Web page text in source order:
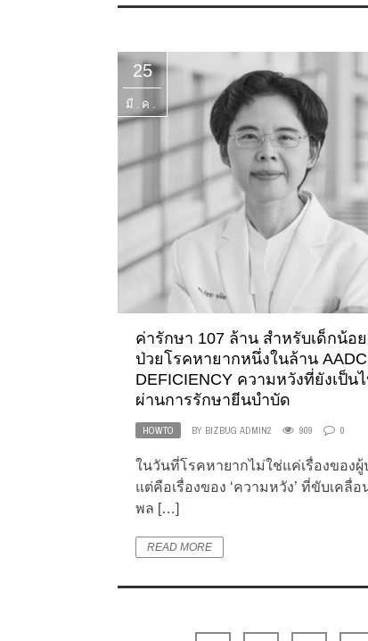
25
มี.ค.
ค่ารักษา 107 ล้าน สำหรับเด็กน้อ
ป่วยโรคหายากหนึ่งในล้าน AADC
DEFICIENCY ความหวังที่ยังเป็น
ผ่านการรักษายีนบำบัด
HOWTO BY BIZBUG ADMIN2 909 0
ในวันที่โรคหายากไม่ใช่แค่เรื่องของผู้
แต่คือเรื่องของ ‘ความหวัง’ ที่ขับเคลื่อ
พล […]
READ MORE